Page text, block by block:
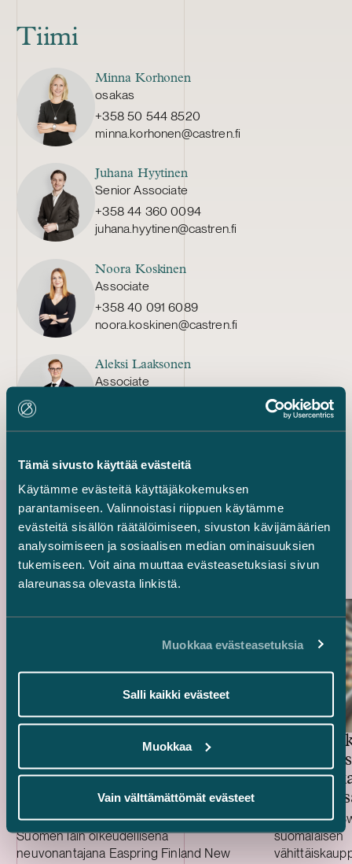
Tämä sivusto käyttää evästeitä
Käytämme evästeitä käyttäjäkokemuksen
parantamiseen. Valinnoistasi riippuen käytämme
evästeitä sisällön räätälöimiseen, sivuston kävijämäärien
analysoimiseen ja sosiaalisen median ominaisuuksien
tukemiseen. Voit aina muuttaa evästeasetuksiasi sivun
alareunassa olevasta linkistä.
Muokkaa evästeasetuksia
Salli kaikki evästeet
Muokkaa
Vain välttämättömät evästeet
Tiimi
Minna Korhonen
osakas
+358 50 544 8520
minna.korhonen@castren.fi
Juhana Hyytinen
Senior Associate
+358 44 360 0094
juhana.hyytinen@castren.fi
Noora Koskinen
Associate
+358 40 091 6089
noora.koskinen@castren.fi
Aleksi Laaksonen
Associate
Uusimmat referenssit
vientitakuulaitokset – 514,4
miljoonan euron vihreä
projektirahoitus Easpring Finland
New Materialsin CAM-
tehtaalle
Avustimme rahoittajia ja vientitakuulaitoksia
Suomen lain oikeudellisena
neuvonantajana Easpring Finland New
Trophin
Avustimme
suomalaisen